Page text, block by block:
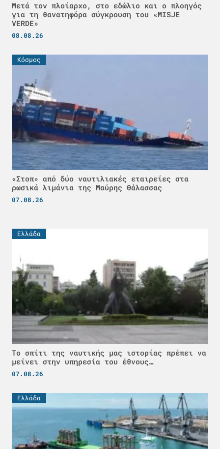
Μετά τον πλοίαρχο, στο εδώλιο και ο πλοηγός
για τη θανατηφόρα σύγκρουση του «MISJE
VERDE»
08.08.26
Κόσμος
«Στοπ» από δύο ναυτιλιακές εταιρείες στα
ρωσικά λιμάνια της Μαύρης Θάλασσας
07.08.26
Ελλάδα
Το σπίτι της ναυτικής μας ιστορίας πρέπει να
μείνει στην υπηρεσία του έθνους…
07.08.26
Ελλάδα